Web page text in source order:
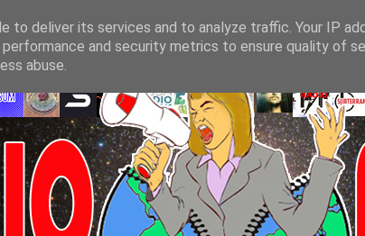
to deliver its services and to analyze traffic. Your IP
and security metrics to ensure quality of
abuse.